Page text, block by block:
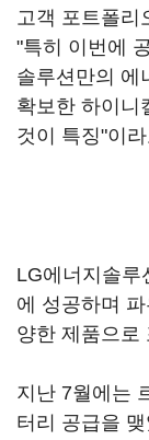
고객 포트폴리
"특히 이번에
솔루션만의 에
확보한 하이니
것이 특징"이
LG에너지솔루
에 성공하며
양한 제품으로
지난 7월에는
터리 공급을